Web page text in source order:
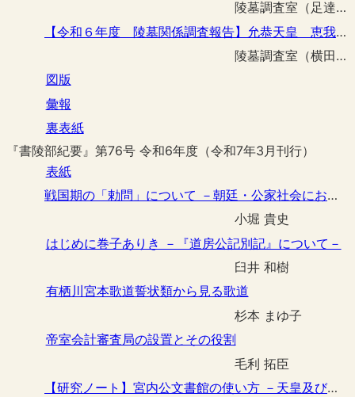
陵墓調査室（足達 悠紀）
【令和６年度 陵墓関係調査報告】允恭天皇 恵我長野北陵飛地い号外構柵改修工事に伴う立会調査
陵墓調査室（横田 真吾）
図版
彙報
裏表紙
『書陵部紀要』第76号 令和6年度（令和7年3月刊行）
表紙
戦国期の「勅問」について －朝廷・公家社会における摂関家権力の再考－
小堀 貴史
はじめに巻子ありき －『道房公記別記』について－
臼井 和樹
有栖川宮本歌道誓状類から見る歌道
杉本 まゆ子
帝室会計審査局の設置とその役割
毛利 拓臣
【研究ノート】宮内公文書館の使い方 －天皇及び皇族の実録等を使用した調査実例を通して－